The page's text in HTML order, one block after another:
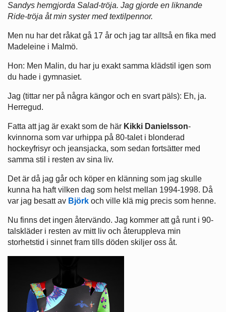
Sandys hemgjorda Salad-tröja. Jag gjorde en liknande
Ride-tröja åt min syster med textilpennor.
Men nu har det råkat gå 17 år och jag tar alltså en fika med
Madeleine i Malmö.
Hon: Men Malin, du har ju exakt samma klädstil igen som
du hade i gymnasiet.
Jag (tittar ner på några kängor och en svart päls): Eh, ja.
Herregud.
Fatta att jag är exakt som de här Kikki Danielsson-
kvinnorna som var urhippa på 80-talet i blonderad
hockeyfrisyr och jeansjacka, som sedan fortsätter med
samma stil i resten av sina liv.
Det är då jag går och köper en klänning som jag skulle
kunna ha haft vilken dag som helst mellan 1994-1998. Då
var jag besatt av Björk och ville klä mig precis som henne.
Nu finns det ingen återvändo. Jag kommer att gå runt i 90-
talskläder i resten av mitt liv och återuppleva min
storhetstid i sinnet fram tills döden skiljer oss åt.